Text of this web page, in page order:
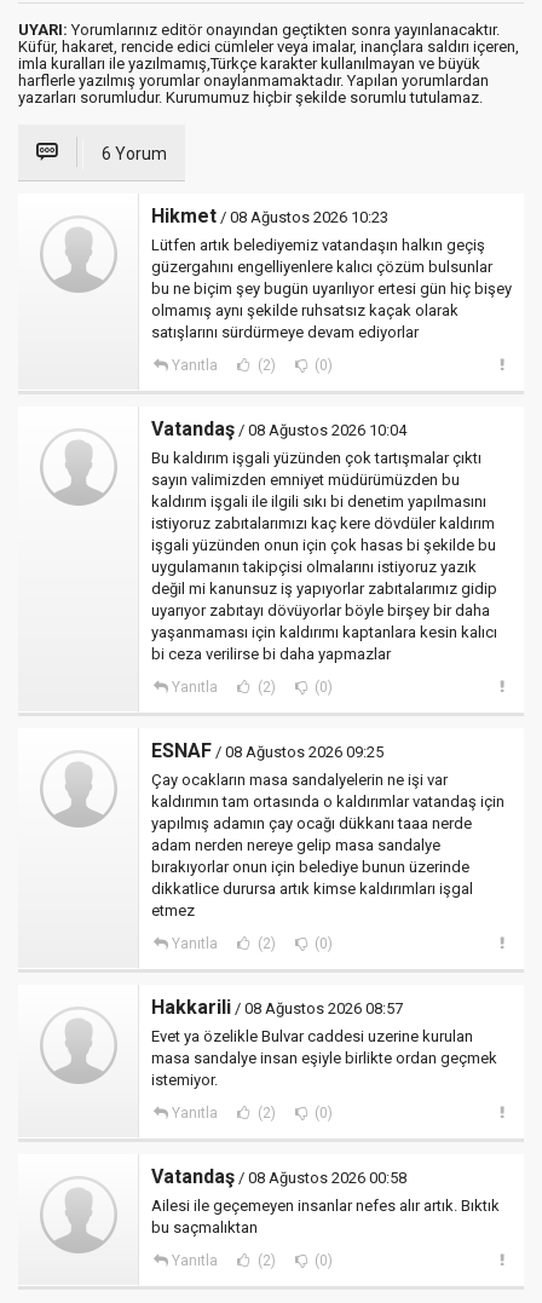
UYARI: Yorumlarınız editör onayından geçtikten sonra yayınlanacaktır.
Küfür, hakaret, rencide edici cümleler veya imalar, inançlara saldırı içeren,
imla kuralları ile yazılmamış,Türkçe karakter kullanılmayan ve büyük
harflerle yazılmış yorumlar onaylanmamaktadır. Yapılan yorumlardan
yazarları sorumludur. Kurumumuz hiçbir şekilde sorumlu tutulamaz.
6 Yorum
Hikmet / 08 Ağustos 2026 10:23
Lütfen artık belediyemiz vatandaşın halkın geçiş
güzergahını engelliyenlere kalıcı çözüm bulsunlar
bu ne biçim şey bugün uyarılıyor ertesi gün hiç bişey
olmamış aynı şekilde ruhsatsız kaçak olarak
satışlarını sürdürmeye devam ediyorlar
Yanıtla (2) (0)
Vatandaş / 08 Ağustos 2026 10:04
Bu kaldırım işgali yüzünden çok tartışmalar çıktı
sayın valimizden emniyet müdürümüzden bu
kaldırım işgali ile ilgili sıkı bi denetim yapılmasını
istiyoruz zabıtalarımızı kaç kere dövdüler kaldırım
işgali yüzünden onun için çok hasas bi şekilde bu
uygulamanın takipçisi olmalarını istiyoruz yazık
değil mi kanunsuz iş yapıyorlar zabıtalarımız gidip
uyarıyor zabıtayı dövüyorlar böyle birşey bir daha
yaşanmaması için kaldırımı kaptanlara kesin kalıcı
bi ceza verilirse bi daha yapmazlar
Yanıtla (2) (0)
ESNAF / 08 Ağustos 2026 09:25
Çay ocakların masa sandalyelerin ne işi var
kaldırımın tam ortasında o kaldırımlar vatandaş için
yapılmış adamın çay ocağı dükkanı taaa nerde
adam nerden nereye gelip masa sandalye
bırakıyorlar onun için belediye bunun üzerinde
dikkatlice durursa artık kimse kaldırımları işgal
etmez
Yanıtla (2) (0)
Hakkarili / 08 Ağustos 2026 08:57
Evet ya özelikle Bulvar caddesi uzerine kurulan
masa sandalye insan eşiyle birlikte ordan geçmek
istemiyor.
Yanıtla (2) (0)
Vatandaş / 08 Ağustos 2026 00:58
Ailesi ile geçemeyen insanlar nefes alır artık. Bıktık
bu saçmalıktan
Yanıtla (2) (0)